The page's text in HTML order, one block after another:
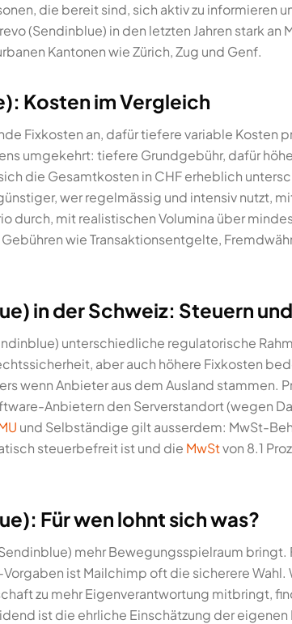
die bereit sind, sich aktiv zu informieren
(Sendinblue) in den letzten Jahren stark an
Kantonen wie Zürich, Zug und Genf.
Kosten im Vergleich
Fixkosten an, dafür tiefere variable Kosten
umgekehrt: tiefere Grundgebühr, dafür
die Gesamtkosten in CHF erheblich
wer regelmässig und intensiv nutzt,
durch, mit realistischen Volumina über
wie Transaktionsentgelte,
in der Schweiz: Steuern
unterschiedliche regulatorische
aber auch höhere Fixkosten
wenn Anbieter aus dem Ausland stammen.
Anbietern den Serverstandort (wegen
und Selbständige gilt ausserdem: MwSt-
steuerbefreit ist und die MwStvon 8.1
Für wen lohnt sich was?
mehr Bewegungsspielraum bringt.
ist Mailchimp oft die sicherere Wahl.
zu mehr Eigenverantwortung mitbringt,
ist die ehrliche Einschätzung der eigenen